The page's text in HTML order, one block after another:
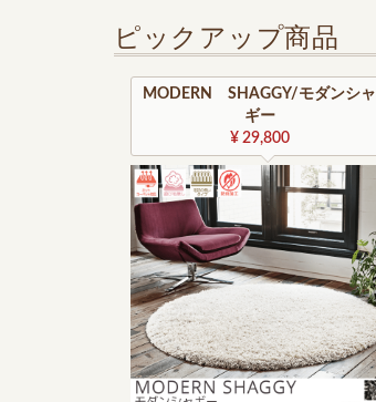
ピックアップ商品
MODERN SHAGGY/モダンシャ
ギー
¥ 29,800